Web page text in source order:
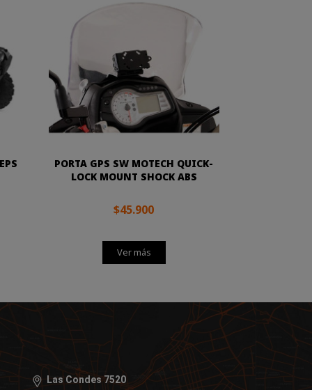
PORTA GPS SW MOTECH QUICK-
LOCK MOUNT SHOCK ABS
$45.900
Ver más
Las Condes 7520